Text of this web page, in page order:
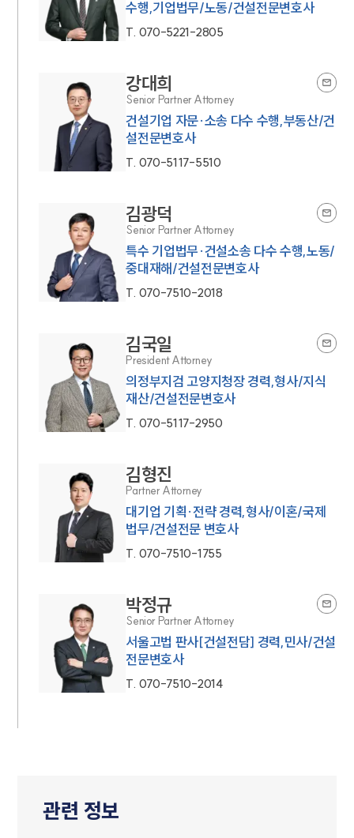
수행,기업법무/노동/건설전문변호사
T. 070-5221-2805
강대희
Senior Partner Attorney
건설기업 자문·소송 다수 수행,부동산/건
설전문변호사
T. 070-5117-5510
김광덕
Senior Partner Attorney
특수 기업법무·건설소송 다수 수행,노동/
중대재해/건설전문변호사
T. 070-7510-2018
김국일
President Attorney
의정부지검 고양지청장 경력,형사/지식
재산/건설전문변호사
T. 070-5117-2950
김형진
Partner Attorney
대기업 기획·전략 경력,형사/이혼/국제
법무/건설전문 변호사
T. 070-7510-1755
박정규
Senior Partner Attorney
서울고법 판사[건설전담] 경력,민사/건설
전문변호사
T. 070-7510-2014
관련 정보